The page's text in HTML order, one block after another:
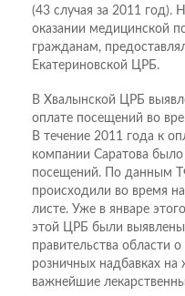
(43 случая за 2011 год).
оказании медицинской
гражданам,
Екатериновской ЦРБ.
В Хвалынской ЦРБ
оплате посещений во
В течение 2011 года к
компании Саратова
посещений. По данным
происходили во время
листе. Уже в январе
этой ЦРБ были
правительства области
розничных надбавках
важнейшие